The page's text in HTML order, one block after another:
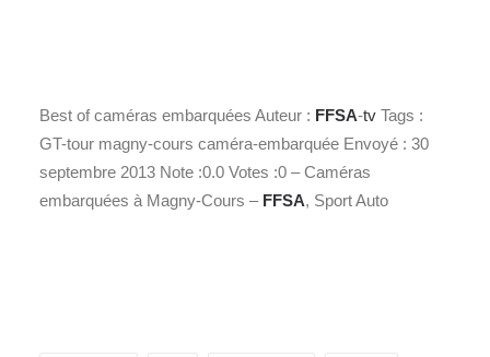
Best of caméras embarquées Auteur : FFSA-tv Tags :
GT-tour magny-cours caméra-embarquée Envoyé : 30
septembre 2013 Note :0.0 Votes :0 – Caméras
embarquées à Magny-Cours – FFSA, Sport Auto